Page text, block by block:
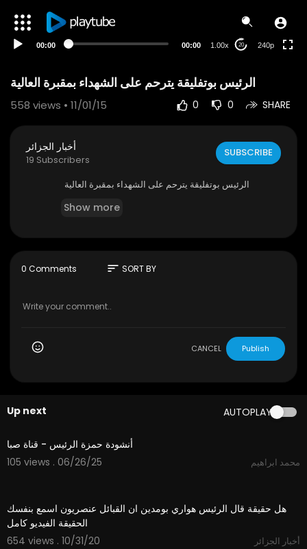
00:00 00:00 1.00x 20 240p
الرئيس بوتفليقة يترحم على الشهداء بمقبرة العالية
558 views • 11/01/15 0 0 SHARE
أخبار الجزائر
19 Subscribers
SUBSCRIBE
الرئيس بوتفليقة يترحم على الشهداء بمقبرة العالية
Show more
0 Comments sort SORT BY
CANCEL Publish
Up next AUTOPLAY
4:14
أنشودة حمزة الرئيس - قناة صبا
105 views . 06/26/25
محمد ابراهيم
هل حقيقة قال الرئيس هواري بومدين ان القبائل عنصريون اسمع بنفسك
الحقيقة الفيديو كامل
654 views . 10/31/20
أخبار الجزائر